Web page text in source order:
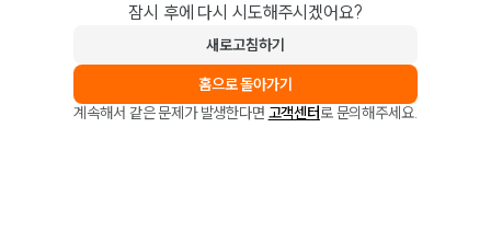
잠시 후에 다시 시도해주시겠어요?
새로고침하기
홈으로 돌아가기
계속해서 같은 문제가 발생한다면 고객센터로 문의해주세요.